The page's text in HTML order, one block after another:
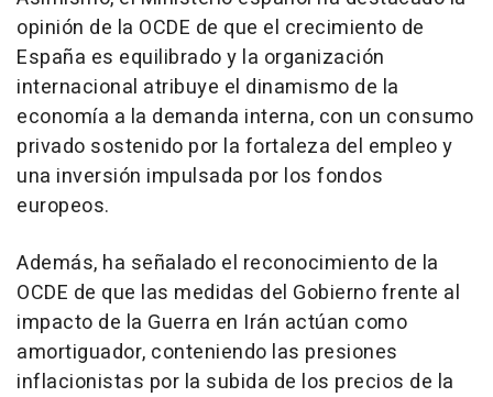
opinión de la OCDE de que el crecimiento de
España es equilibrado y la organización
internacional atribuye el dinamismo de la
economía a la demanda interna, con un consumo
privado sostenido por la fortaleza del empleo y
una inversión impulsada por los fondos
europeos.
Además, ha señalado el reconocimiento de la
OCDE de que las medidas del Gobierno frente al
impacto de la Guerra en Irán actúan como
amortiguador, conteniendo las presiones
inflacionistas por la subida de los precios de la